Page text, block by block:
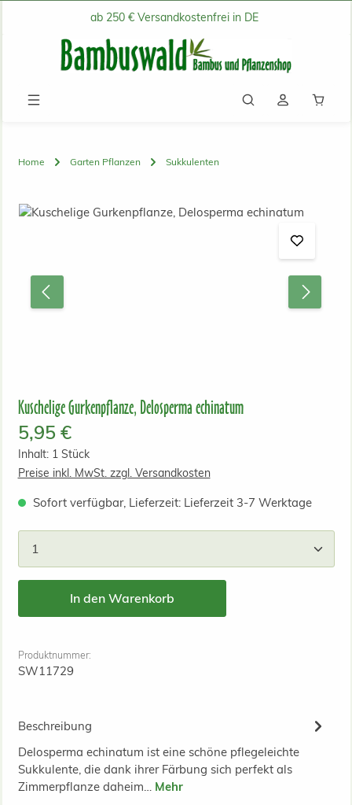
Zum Hauptinhalt springenab 250 € Versandkostenfrei in DE
Home Garten Pflanzen Sukkulenten
Bildergalerie überspringen
Kuschelige Gurkenpflanze, Delosperma echinatum
Regulärer Preis:
5,95 €
Inhalt: 1 Stück
Preise inkl. MwSt. zzgl. Versandkosten
Sofort verfügbar, Lieferzeit: Lieferzeit 3-7 Werktage
In den Warenkorb
Produktnummer:
SW11729
Beschreibung
Delosperma echinatum ist eine schöne pflegeleichte
Sukkulente, die dank ihrer Färbung sich perfekt als
Zimmerpflanze daheim… Mehr